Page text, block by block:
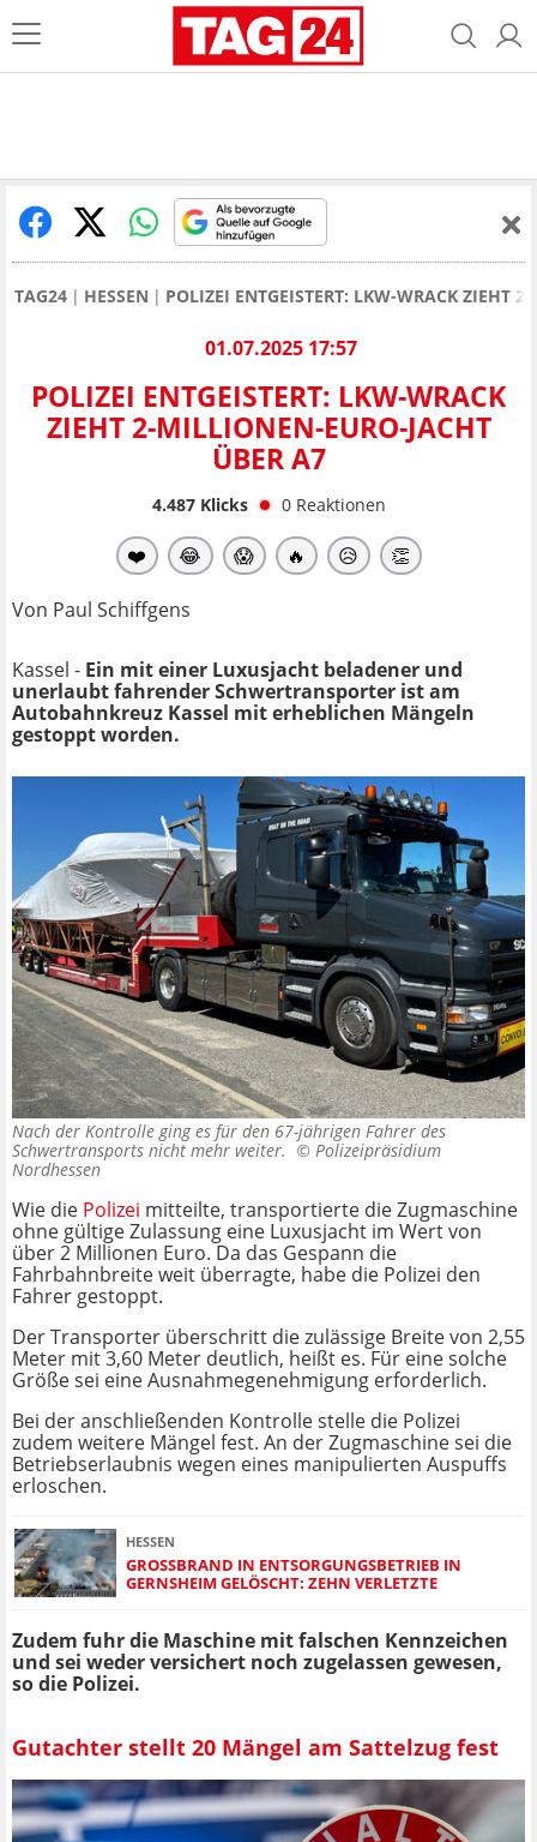
TAG24 HESSEN POLIZEI ENTGEISTERT: LKW-WRACK ZIEHT
01.07.2025 17:57
POLIZEI ENTGEISTERT: LKW-WRACK
ZIEHT 2-MILLIONEN-EURO-JACHT
ÜBER A7
4.487Klicks 0 Reaktionen
❤️ 😂 😱 🔥 😥 👏
Von Paul Schiffgens
Kassel - Ein mit einer Luxusjacht beladener und
unerlaubt fahrender Schwertransporter ist am
Autobahnkreuz Kassel mit erheblichen Mängeln
gestoppt worden.
Nach der Kontrolle ging es für den 67-jährigen Fahrer des
Schwertransports nicht mehr weiter. © Polizeipräsidium
Nordhessen
Wie die Polizei mitteilte, transportierte die Zugmaschine
ohne gültige Zulassung eine Luxusjacht im Wert von
über 2 Millionen Euro. Da das Gespann die
Fahrbahnbreite weit überragte, habe die Polizei den
Fahrer gestoppt.
Der Transporter überschritt die zulässige Breite von 2,55
Meter mit 3,60 Meter deutlich, heißt es. Für eine solche
Größe sei eine Ausnahmegenehmigung erforderlich.
Bei der anschließenden Kontrolle stelle die Polizei
zudem weitere Mängel fest. An der Zugmaschine sei die
Betriebserlaubnis wegen eines manipulierten Auspuffs
erloschen.
HESSEN
GROSSBRAND IN ENTSORGUNGSBETRIEB IN G
ERNSHEIM GELÖSCHT: ZEHN VERLETZTE
Zudem fuhr die Maschine mit falschen Kennzeichen
und sei weder versichert noch zugelassen gewesen,
so die Polizei.
Gutachter stellt 20 Mängel am Sattelzug fest